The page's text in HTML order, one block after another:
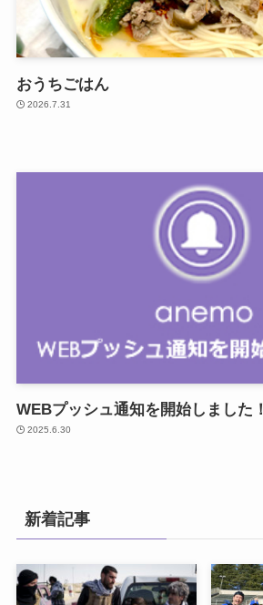
おうちごはん
2026.7.31
WEBプッシュ通知を開始しました！
2025.6.30
新着記事